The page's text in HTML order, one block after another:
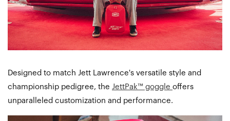
Designed to match Jett Lawrence's versatile style and
championship pedigree, the JettPak™ goggle offers
unparalleled customization and performance.